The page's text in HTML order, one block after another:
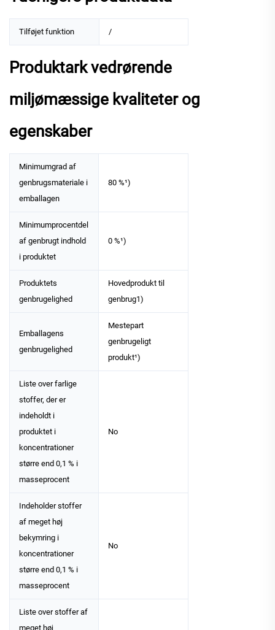
Tilføjet funktion /
Produktark vedrørende
miljømæssige kvaliteter og
egenskaber
Minimumgrad af
genbrugsmateriale i
emballagen
80 %¹)
Minimumprocentdel
af genbrugt indhold
i produktet
0 %¹)
Produktets
genbrugelighed
Hovedprodukt til
genbrug1)
Emballagens
genbrugelighed
Mestepart
genbrugeligt
produkt¹)
Liste over farlige
stoffer, der er
indeholdt i
produktet i
koncentrationer
større end 0,1 % i
masseprocent
No
Indeholder stoffer
af meget høj
bekymring i
koncentrationer
større end 0,1 % i
masseprocent
No
Liste over stoffer af
meget høj